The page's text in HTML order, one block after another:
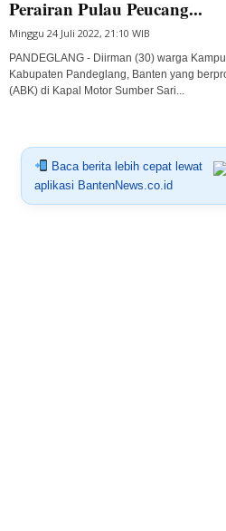
Perairan Pulau Peucang...
Minggu 24 Juli 2022, 21:10 WIB
PANDEGLANG - Diirman (30) warga
Kabupaten Pandeglang, Banten yang
(ABK) di Kapal Motor Sumber Sari...
Baca berita lebih cepat lewat
aplikasi BantenNews.co.id